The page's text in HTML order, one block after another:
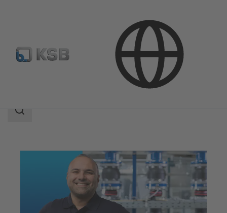
Servicio puesta a punto
Área